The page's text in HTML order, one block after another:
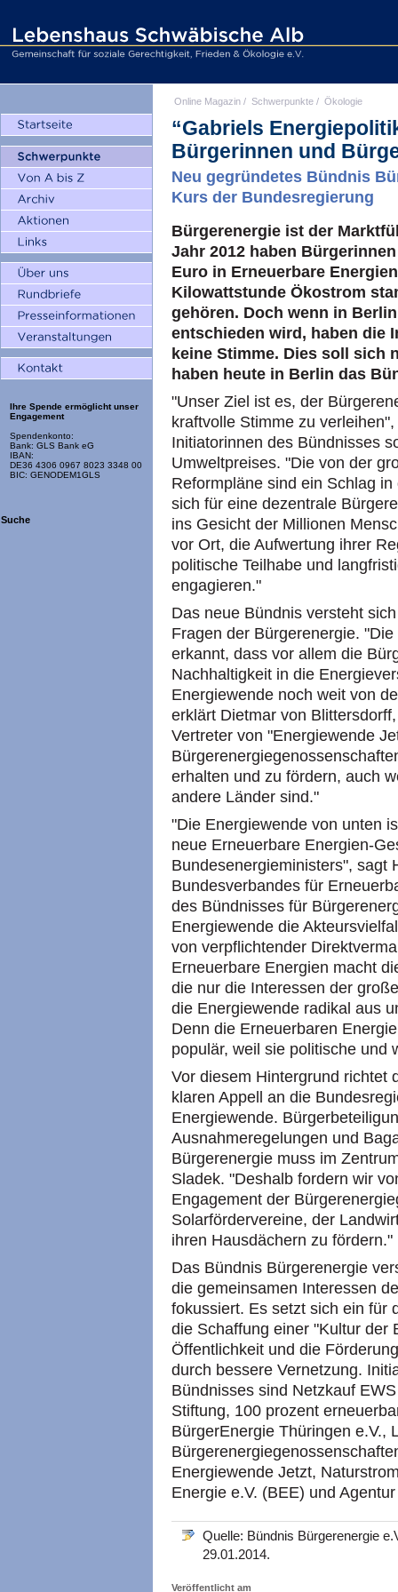
Ihre Spende ermöglicht unser
Engagement
Spendenkonto:
Bank: GLS Bank eG
IBAN:
DE36 4306 0967 8023 3348 00
BIC: GENODEM1GLS
Suche
Online Magazin / Schwerpunkte / Ökologie
“Gabriels
Bürgerinnen und
Neu gegründetes Bündnis
Kurs der Bundesregierung
Bürgerenergie ist der
Jahr 2012 haben
Euro in Erneuerbare
Kilowattstunde Ökostrom
gehören. Doch wenn in
entschieden wird, haben die
keine Stimme. Dies soll sich
haben heute in Berlin das
"Unser Ziel ist es, der
kraftvolle Stimme zu
Initiatorinnen des Bündnisses
Umweltpreises. "Die von der
Reformpläne sind ein Schlag
sich für eine dezentrale
ins Gesicht der Millionen
vor Ort, die Aufwertung ihrer
politische Teilhabe und
engagieren."
Das neue Bündnis versteht
Fragen der Bürgerenergie.
erkannt, dass vor allem die
Nachhaltigkeit in die
Energiewende noch weit von
erklärt Dietmar von
Vertreter von "Energiewende
erhalten und zu fördern, auch
andere Länder sind."
"Die Energiewende von unten
neue Erneuerbare Energien-
Bundesenergieministers", sagt
Bundesverbandes für
des Bündnisses für
Energiewende die
von verpflichtender
Erneuerbare Energien macht
die nur die Interessen der
die Energiewende radikal aus
Denn die Erneuerbaren
populär, weil sie politische und
Vor diesem Hintergrund richtet
klaren Appell an die
Energiewende.
Ausnahmeregelungen und
Bürgerenergie muss im
Sladek. "Deshalb fordern wir
Engagement der
Solarfördervereine, der
ihren Hausdächern zu fördern."
Das Bündnis Bürgerenergie
die gemeinsamen Interessen
fokussiert. Es setzt sich ein für
die Schaffung einer "Kultur der
Öffentlichkeit und die
durch bessere Vernetzung.
Bündnisses sind Netzkauf
Stiftung, 100 prozent
BürgerEnergie Thüringen e.V.,
Energiewende Jetzt,
Energie e.V. (BEE) und
Quelle: Bündnis Bürgerenergie
29.01.2014.
Veröffentlicht am